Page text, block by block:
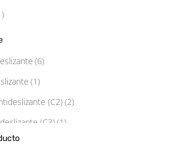
(6)
(1)
(C2)(2)
(C3)(1)